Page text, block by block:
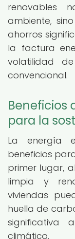
renovables
ambiente,
ahorros
la factura
volatilidad
convencional.
Beneficios
para la
La energía
beneficios
primer lugar,
limpia y
viviendas
huella de
significativa
climático.